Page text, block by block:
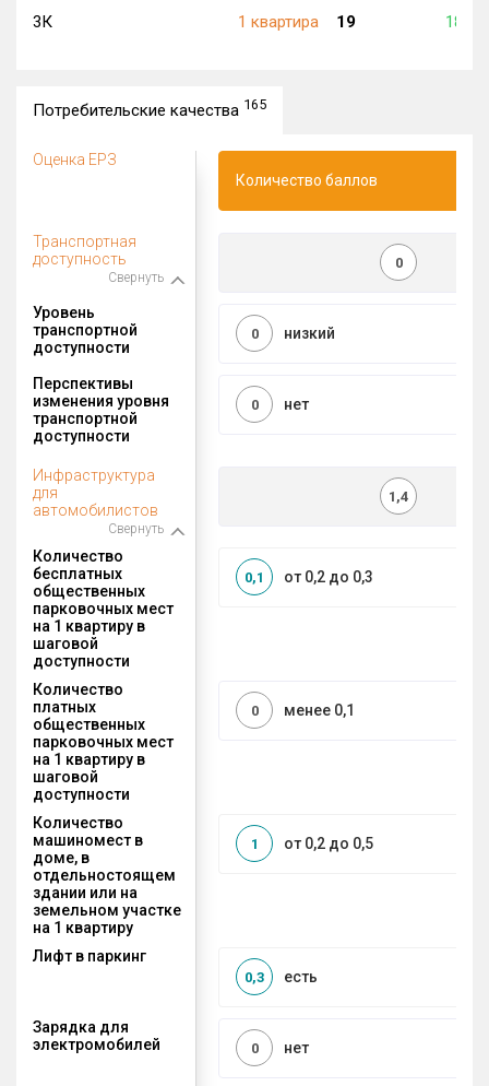
3К
1 квартира 19 180
Потребительские качества 165
Оценка ЕРЗ
Количество баллов
Транспортная
доступность
Свернуть
0
Уровень
транспортной
доступности
низкий
0
Перспективы
изменения уровня
транспортной
доступности
нет
0
Инфраструктура
для
автомобилистов
Свернуть
1,4
Количество
бесплатных
общественных
парковочных мест
на 1 квартиру в
шаговой
доступности
от 0,2 до 0,3
0,1
Количество
платных
общественных
парковочных мест
на 1 квартиру в
шаговой
доступности
менее 0,1
0
Количество
машиномест в
доме, в
отдельностоящем
здании или на
земельном участке
на 1 квартиру
от 0,2 до 0,5
1
Лифт в паркинг
есть
0,3
Зарядка для
электромобилей
нет
0